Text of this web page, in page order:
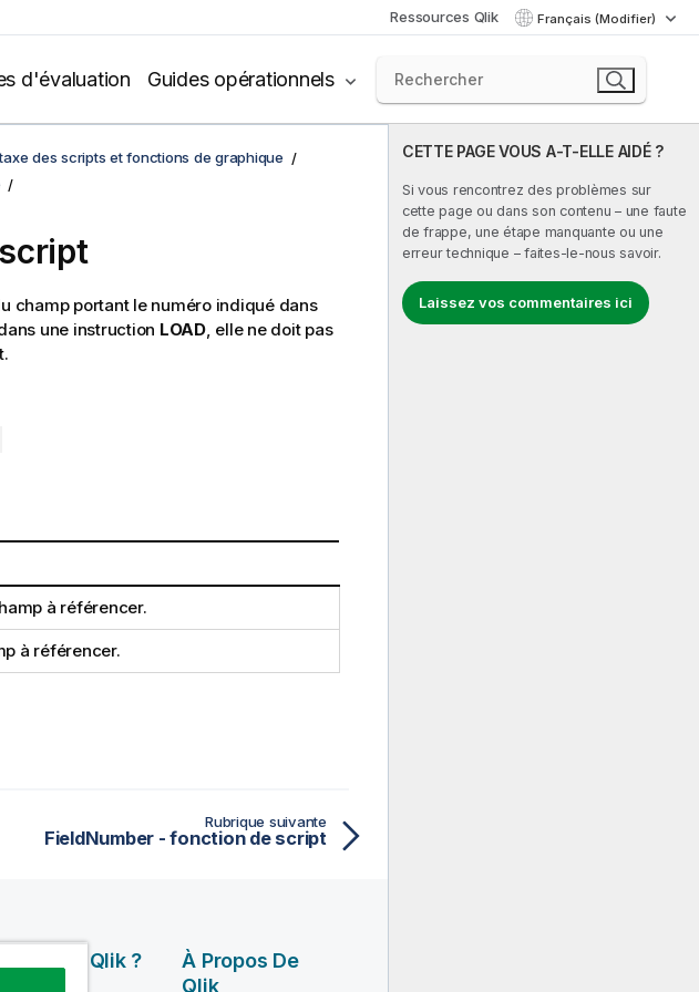
Ressources Qlik Français (Modifier)
d'évaluation Guides opérationnels
CETTE PAGE VOUS A-T-ELLE AIDÉ ?
Si vous rencontrez des problèmes sur
cette page ou dans son contenu – une faute
de frappe, une étape manquante ou une
erreur technique – faites-le-nous savoir.
Laissez vos commentaires ici
des scripts et fonctions de graphique
champ portant le numéro indiqué dans
une instruction LOAD, elle ne doit pas
à référencer.
à référencer.
Rubrique suivante
FieldNumber - fonction de script
Pourquoi Qlik ?
À Propos De
Qlik